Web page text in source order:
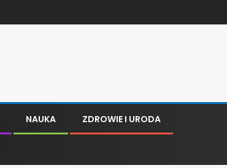
NAUKA ZDROWIE I URODA